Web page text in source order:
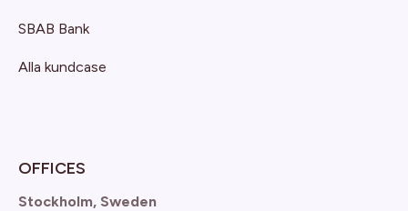
SBAB Bank
Alla kundcase
OFFICES
Stockholm, Sweden